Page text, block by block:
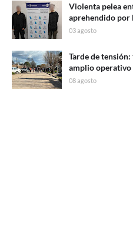
Violenta pelea
aprehendido por
03 agosto
Tarde de
amplio
08 agosto